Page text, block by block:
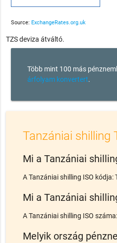
Source:ExchangeRates.org.uk
TZS deviza átváltó.
Több mint 100 más
árfolyam konvertert.
Tanzániai shilling
Mi a Tanzániai
A Tanzániai shilling ISO kódja:
Mi a Tanzániai
A Tanzániai shilling ISO
Melyik ország